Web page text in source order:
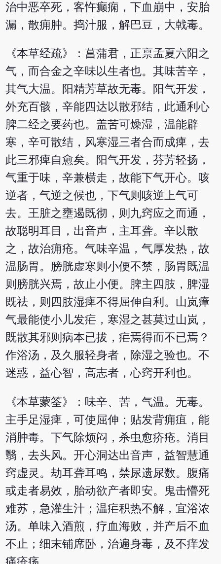
治中恶卒死，客忤癫痫，下血崩中，安胎
漏，散痈肿。捣汁服，解巴豆，大戟毒。
《本草经疏》：菖蒲君，正禀孟夏六阳之
气，而合金之辛味以生者也。其味苦辛，
其气大温。阳精芳草故无毒。阳气开发，
外充百骸，辛能四达以散邪结，此通利心
脾二经之要药也。盖苦可燥湿，温能辟
寒，辛可散结，风寒湿三者合而成痺，去
此三邪痺自愈矣。阳气开发，芬芳轻扬，
气重于味，辛兼横走，故能下气开心。咳
逆者，气逆之候也，下气则咳逆上气可
去。王脏之壅遏既彻，则九窍应之而通，
故聪明耳目，出音声，主耳聋。辛以散
之，故治痈疮。气味辛温，气厚发热，故
温肠胃。膀胱虚寒则小便不禁，肠胃既温
则膀胱兴焉，故止小便。脾主四肢，脾湿
既祛，则四肢湿痺不得屈伸自利。山岚瘴
气最能使小儿发疟，寒湿之甚莫过山岚，
既散其邪则病本已拔，疟焉得而不已焉？
作浴汤，及久服轻身者，除湿之验也。不
迷惑，益心智，高志者，心窍开利也。
《本草蒙筌》：味辛、苦，气温。无毒。
主手足湿痺，可使屈伸；贴发背痈疽，能
消肿毒。下气除烦闷，杀虫愈疥疮。消目
翳，去头风。开心洞达出音声，益智慧通
窍虚灵。劫耳聋耳鸣，禁尿遗尿数。腹痛
或走者易效，胎动欲产者即安。鬼击懵死
难苏，急灌生汁；温疟积热不解，宜浴浓
汤。单味入酒煎，疗血海败，并产后不血
不止；细末铺席卧，治遍身毒，及不痒发